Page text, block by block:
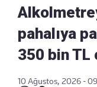
pahalıya
350 bin TL
10 Ağustos, 2026 -